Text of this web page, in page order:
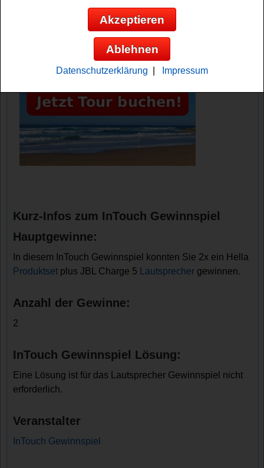
Kurz-Infos zum InTouch Gewinnspiel
Hauptgewinne:
In diesem InTouch Gewinnspiel konnten Sie 2x ein Hella
Produktset plus JBL Charge 5 Lautsprecher gewinnen.
Anzahl der Gewinne:
2
InTouch Gewinnspiel Lösung:
Eine Lösung ist für das Lautsprecher Gewinnspiel nicht
erforderlich.
Veranstalter
InTouch Gewinnspiel
Akzeptieren
Ablehnen
Datenschutzerklärung Impressum